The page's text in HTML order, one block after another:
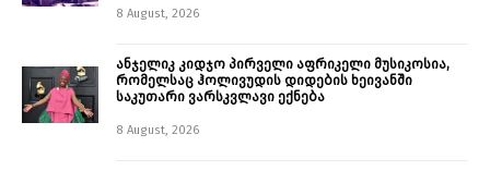
8 August, 2026
ანჯელიკ კიდჯო პირველი აფრიკელი მუსიკოსია,
რომელსაც ჰოლივუდის დიდების ხეივანში
საკუთარი ვარსკვლავი ექნება
8 August, 2026